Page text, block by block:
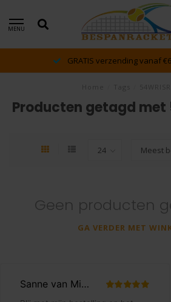
MENU
GRATIS verzending vanaf
Producten getagd met
Geen producten
GA VERDER MET